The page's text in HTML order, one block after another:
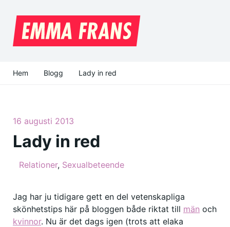
Hem Blogg Lady in red
16 augusti 2013
Lady in red
Relationer, Sexualbeteende
Jag har ju tidigare gett en del vetenskapliga
skönhetstips här på bloggen både riktat till män och
kvinnor. Nu är det dags igen (trots att elaka